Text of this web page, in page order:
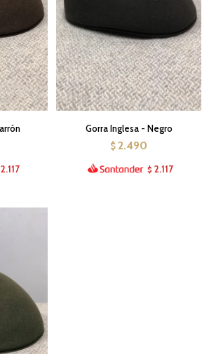
2.117
Gorra Inglesa - Negro
$ 2.490
$ 2.117